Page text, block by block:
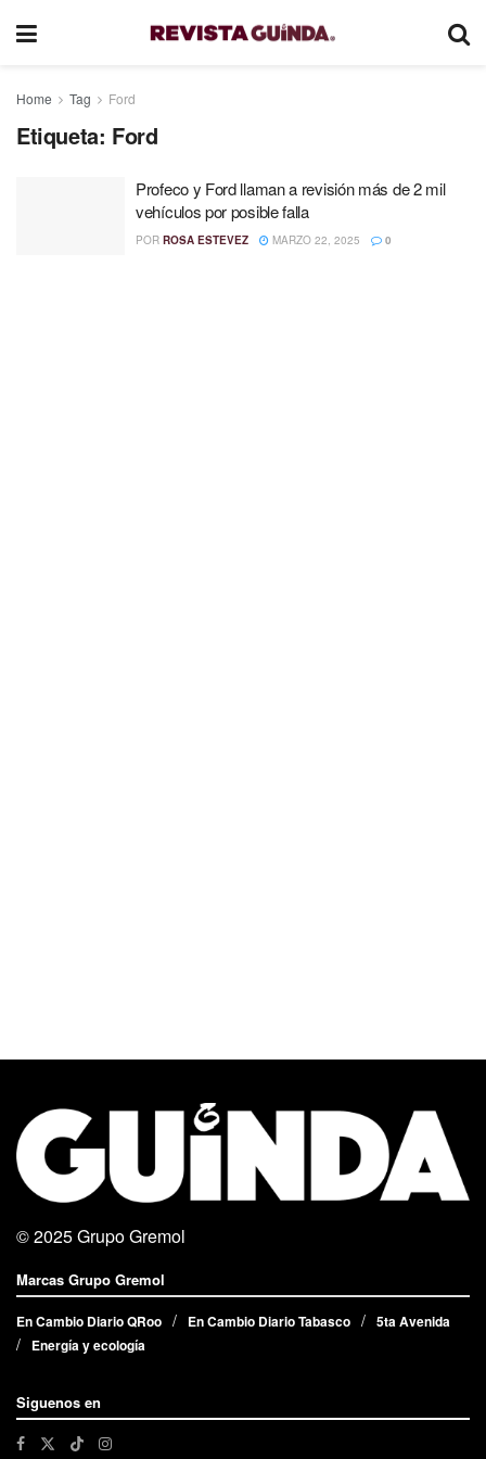
Home Tag Ford
Etiqueta: Ford
Profeco y Ford llaman a revisión más de 2 mil
vehículos por posible falla
POR ROSA ESTEVEZ MARZO 22, 2025 0
© 2025Grupo Gremol
Marcas Grupo Gremol
En Cambio Diario QRoo En Cambio Diario Tabasco
5ta Avenida
Energía y ecología
Siguenos en